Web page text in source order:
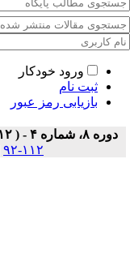
ورود خودکار
ثبت نام
بازیابی رمز عبور
دوره ۸، شماره ۴ - ( ۱۲-۱۴۰۴ )
۱۱۲-۹۲
|